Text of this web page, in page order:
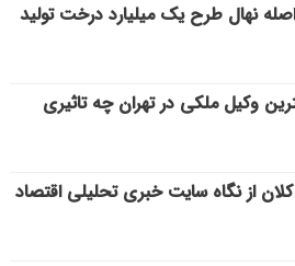
اصله نهال طرح یک میلیارد درخت تولید
وکیل ملکی در تهران چه تاثیری
کلان از نگاه سایت خبری تحلیلی اقتصاد